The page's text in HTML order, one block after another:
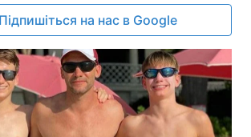
Підпишіться на нас в Google